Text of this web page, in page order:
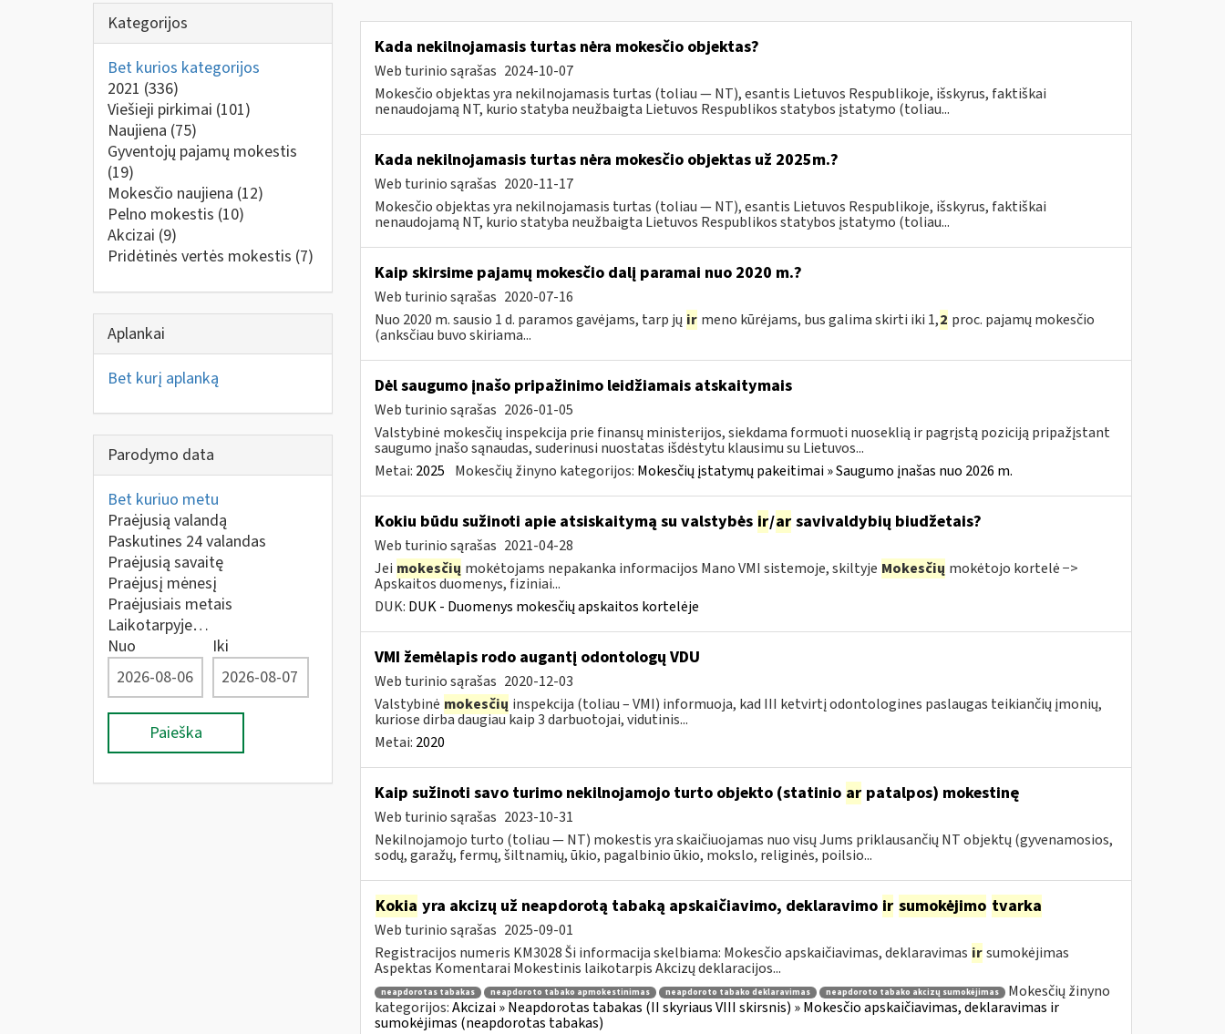
Kategorijos
Bet kurios kategorijos
2021 (336)
Viešieji pirkimai (101)
Naujiena (75)
Gyventojų pajamų mokestis
(19)
Mokesčio naujiena (12)
Pelno mokestis (10)
Akcizai (9)
Pridėtinės vertės mokestis (7)
Aplankai
Bet kurį aplanką
Parodymo data
Bet kuriuo metu
Praėjusią valandą
Paskutines 24 valandas
Praėjusią savaitę
Praėjusį mėnesį
Praėjusiais metais
Laikotarpyje…
Nuo
Iki
Paieška
Kada nekilnojamasis turtas nėra mokesčio objektas?
Web turinio sąrašas 2024-10-07
Mokesčio objektas yra nekilnojamasis turtas (toliau ― NT), esantis Lietuvos Respublikoje, išskyrus, faktiškai
nenaudojamą NT, kurio statyba neužbaigta Lietuvos Respublikos statybos įstatymo (toliau...
Kada nekilnojamasis turtas nėra mokesčio objektas už 2025m.?
Web turinio sąrašas 2020-11-17
Mokesčio objektas yra nekilnojamasis turtas (toliau ― NT), esantis Lietuvos Respublikoje, išskyrus, faktiškai
nenaudojamą NT, kurio statyba neužbaigta Lietuvos Respublikos statybos įstatymo (toliau...
Kaip skirsime pajamų mokesčio dalį paramai nuo 2020 m.?
Web turinio sąrašas 2020-07-16
Nuo 2020 m. sausio 1 d. paramos gavėjams, tarp jų ir meno kūrėjams, bus galima skirti iki 1,2 proc. pajamų mokesčio
(anksčiau buvo skiriama...
Dėl saugumo įnašo pripažinimo leidžiamais atskaitymais
Web turinio sąrašas 2026-01-05
Valstybinė mokesčių inspekcija prie finansų ministerijos, siekdama formuoti nuoseklią ir pagrįstą poziciją pripažįstant
saugumo įnašo sąnaudas, suderinusi nuostatas išdėstytu klausimu su Lietuvos...
Metai: 2025 Mokesčių žinyno kategorijos: Mokesčių įstatymų pakeitimai » Saugumo įnašas nuo 2026 m.
Kokiu būdu sužinoti apie atsiskaitymą su valstybės ir/arsavivaldybių biudžetais?
Web turinio sąrašas 2021-04-28
Jei mokesčių mokėtojams nepakanka informacijos Mano VMI sistemoje, skiltyje Mokesčių mokėtojo kortelė −>
Apskaitos duomenys, fiziniai...
DUK: DUK - Duomenys mokesčių apskaitos kortelėje
VMI žemėlapis rodo augantį odontologų VDU
Web turinio sąrašas 2020-12-03
Valstybinė mokesčių inspekcija (toliau – VMI) informuoja, kad III ketvirtį odontologines paslaugas teikiančių įmonių,
kuriose dirba daugiau kaip 3 darbuotojai, vidutinis...
Metai: 2020
Kaip sužinoti savo turimo nekilnojamojo turto objekto (statinio arpatalpos) mokestinę
Web turinio sąrašas 2023-10-31
Nekilnojamojo turto (toliau ― NT) mokestis yra skaičiuojamas nuo visų Jums priklausančių NT objektų (gyvenamosios,
sodų, garažų, fermų, šiltnamių, ūkio, pagalbinio ūkio, mokslo, religinės, poilsio...
Kokia yra akcizų už neapdorotą tabaką apskaičiavimo, deklaravimo ir sumokėjimo tvarka
Web turinio sąrašas 2025-09-01
Registracijos numeris KM3028 Ši informacija skelbiama: Mokesčio apskaičiavimas, deklaravimas ir sumokėjimas
Aspektas Komentarai Mokestinis laikotarpis Akcizų deklaracijos...
neapdorotas tabakas neapdoroto tabako apmokestinimas neapdoroto tabako deklaravimas neapdoroto tabako akcizų sumokėjimas
Mokesčių žinyno
kategorijos:Akcizai » Neapdorotas tabakas (II skyriaus VIII skirsnis) » Mokesčio apskaičiavimas, deklaravimas ir
sumokėjimas (neapdorotas tabakas)